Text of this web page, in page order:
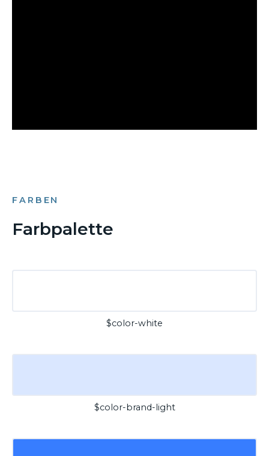
FARBEN
Farbpalette
$color-white
$color-brand-light